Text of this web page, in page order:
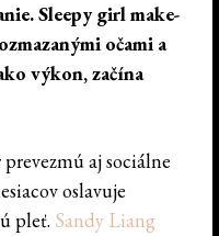
Sleepy girl make-
očami a
výkon, začína
aj sociálne
oslavuje
pleť. Sandy Liang